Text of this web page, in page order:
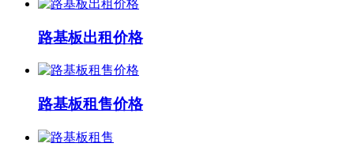
路基板出租价格
路基板租售价格